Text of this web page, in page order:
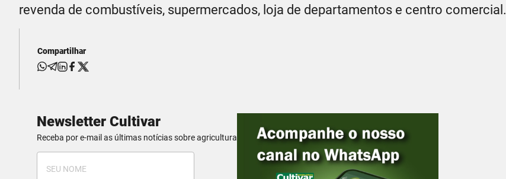
revenda de combustíveis, supermercados, loja de departamentos e centro comercial.
Compartilhar
Newsletter Cultivar
Receba por e-mail as últimas notícias sobre agricultura